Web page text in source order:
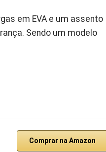
em EVA e um assento
Sendo um modelo
Comprar na Amazon